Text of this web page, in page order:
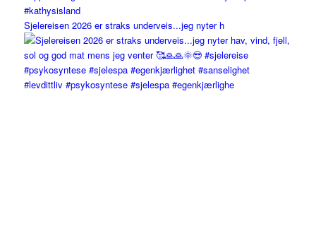
Sjelereisen 2026 er straks underveis...jeg nyter h
#levdittliv #psykosyntese #sjelespa #egenkjærlighe